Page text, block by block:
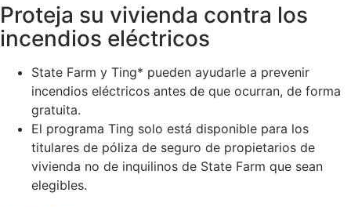
Proteja su vivienda contra los
incendios eléctricos
State Farm y Ting* pueden ayudarle a prevenir
incendios eléctricos antes de que ocurran, de forma
gratuita.
El programa Ting solo está disponible para los
titulares de póliza de seguro de propietarios de
vivienda no de inquilinos de State Farm que sean
elegibles.